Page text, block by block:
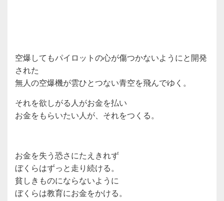
空爆してもパイロットの心が傷つかないようにと開発
された
無人の空爆機が雲ひとつない青空を飛んでゆく。
それを欲しがる人がお金を払い
お金をもらいたい人が、それをつくる。
お金を失う恐さにたえきれず
ぼくらはずっと走り続ける。
貧しきものにならないように
ぼくらは教育にお金をかける。